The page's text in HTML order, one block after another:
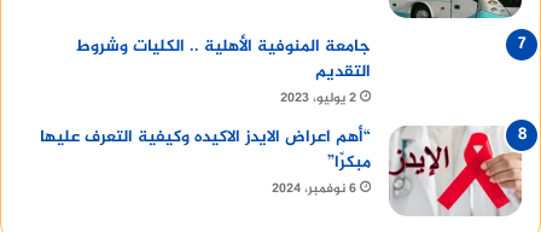
جامعة المنوفية الأهلية .. الكليات وشروط
التقديم
2 يوليو، 2023
“أهم اعراض الايدز الاكيده وكيفية التعرف عليها
مبكرًا”
6 نوفمبر، 2024